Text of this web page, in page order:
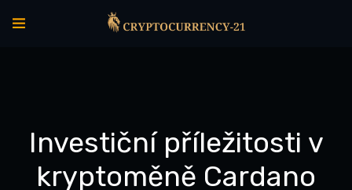
Investiční příležitosti v
kryptoměně Cardano